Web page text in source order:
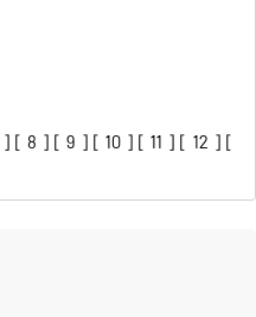
] [ 8 ] [ 9 ] [ 10 ] [ 11 ] [ 12 ] [